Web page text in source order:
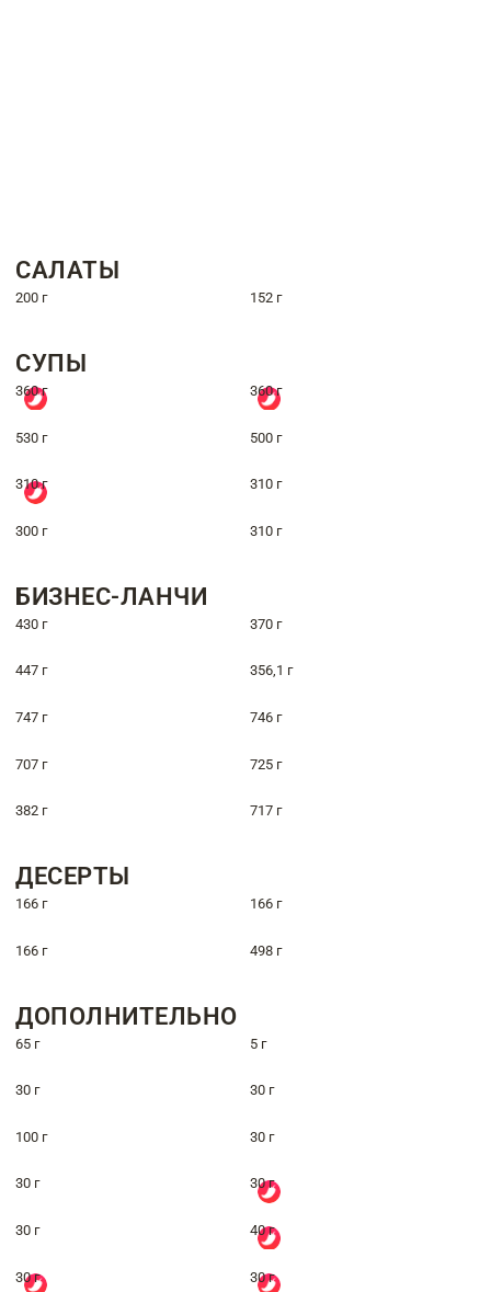
САЛАТЫ
200 г 152 г
СУПЫ
360 г 360 г
530 г 500 г
310 г 310 г
300 г 310 г
БИЗНЕС-ЛАНЧИ
430 г 370 г
447 г 356,1 г
747 г 746 г
707 г 725 г
382 г 717 г
ДЕСЕРТЫ
166 г 166 г
166 г 498 г
ДОПОЛНИТЕЛЬНО
65 г 5 г
30 г 30 г
100 г 30 г
30 г 30 г
30 г 40 г
30 г 30 г